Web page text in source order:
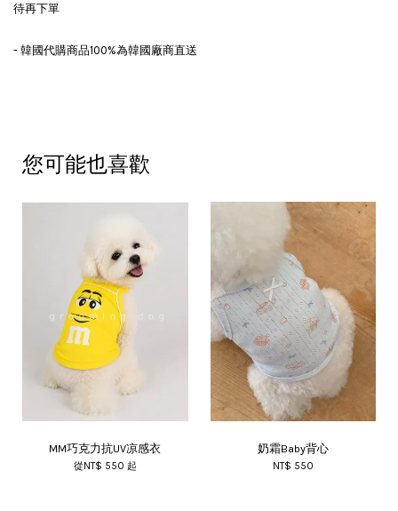
待再下單
- 韓國代購商品100%為韓國廠商直送
您可能也喜歡
MM巧克力抗UV凉感衣
從NT$ 550 起
奶霜Baby背心
NT$ 550